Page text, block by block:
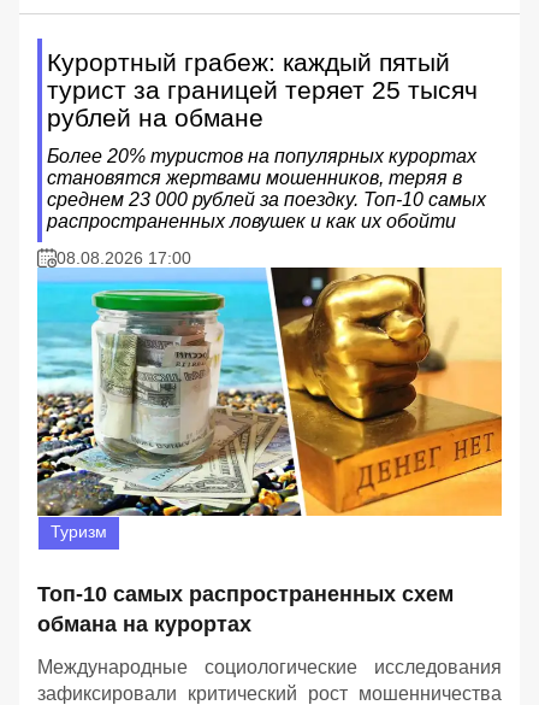
Курортный грабеж: каждый пятый
турист за границей теряет 25 тысяч
рублей на обмане
Более 20% туристов на популярных курортах
становятся жертвами мошенников, теряя в
среднем 23 000 рублей за поездку. Топ-10 самых
распространенных ловушек и как их обойти
08.08.2026 17:00
Туризм
Топ-10 самых распространенных схем
обмана на курортах
Международные социологические исследования
зафиксировали критический рост мошенничества